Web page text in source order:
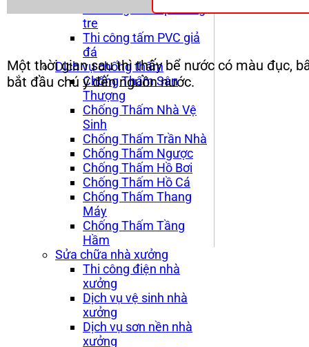
Thi công tấm ốp thang
tre
Thi công tấm PVC giả
đá
Dịch vụ chống thấm
Chống Thấm Sân
Thượng
Chống Thấm Nhà Vệ
Sinh
Chống Thấm Trần Nhà
Chống Thấm Ngược
Chống Thấm Hồ Bơi
Chống Thấm Hồ Cá
Chống Thấm Thang
Máy
Chống Thấm Tầng
Hầm
Sửa chữa nhà xưởng
Thi công điện nhà
xưởng
Dịch vụ vệ sinh nhà
xưởng
Dịch vụ sơn nền nhà
xưởng
Một thời gian sau thì thấy bể nước có màu đục,
bắt đầu chú ý đến nguồn nước.